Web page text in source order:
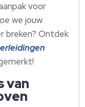
voor
we jouw
breken? Ontdek
van